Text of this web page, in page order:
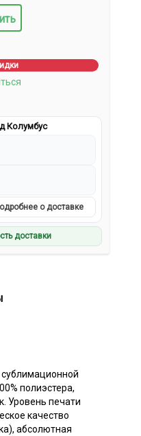
Колумбус
о доставке
доставки
полиэстера,
Уровень печати
качество
абсолютная